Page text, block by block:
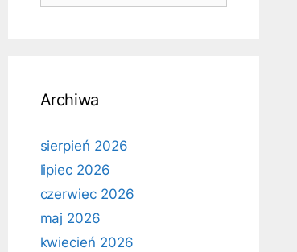
Archiwa
sierpień 2026
lipiec 2026
czerwiec 2026
maj 2026
kwiecień 2026